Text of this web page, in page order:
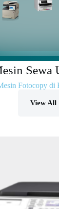
Sewa
Fotocopy di
View All